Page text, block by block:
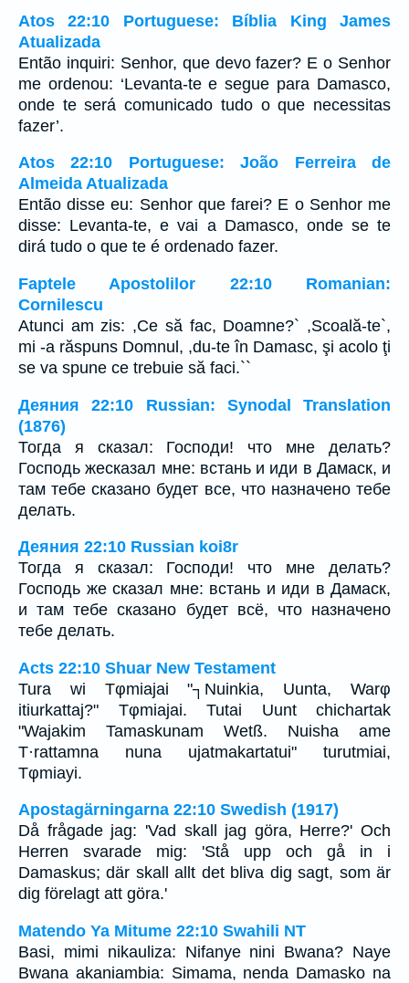
Atos 22:10 Portuguese: Bíblia King James
Atualizada
Então inquiri: Senhor, que devo fazer? E o Senhor
me ordenou: ‘Levanta-te e segue para Damasco,
onde te será comunicado tudo o que necessitas
fazer’.
Atos 22:10 Portuguese: João Ferreira de
Almeida Atualizada
Então disse eu: Senhor que farei? E o Senhor me
disse: Levanta-te, e vai a Damasco, onde se te
dirá tudo o que te é ordenado fazer.
Faptele Apostolilor 22:10 Romanian:
Cornilescu
Atunci am zis: ,Ce să fac, Doamne?` ,Scoală-te`,
mi -a răspuns Domnul, ,du-te în Damasc, şi acolo ţi
se va spune ce trebuie să faci.``
Деяния 22:10 Russian: Synodal Translation
(1876)
Тогда я сказал: Господи! что мне делать?
Господь жесказал мне: встань и иди в Дамаск, и
там тебе сказано будет все, что назначено тебе
делать.
Деяния 22:10 Russian koi8r
Тогда я сказал: Господи! что мне делать?
Господь же сказал мне: встань и иди в Дамаск,
и там тебе сказано будет всё, что назначено
тебе делать.
Acts 22:10 Shuar New Testament
Tura wi Tφmiajai "┐Nuinkia, Uunta, Warφ
itiurkattaj?" Tφmiajai. Tutai Uunt chichartak
"Wajakim Tamaskunam Wetß. Nuisha ame
T·rattamna nuna ujatmakartatui" turutmiai,
Tφmiayi.
Apostagärningarna 22:10 Swedish (1917)
Då frågade jag: 'Vad skall jag göra, Herre?' Och
Herren svarade mig: 'Stå upp och gå in i
Damaskus; där skall allt det bliva dig sagt, som är
dig förelagt att göra.'
Matendo Ya Mitume 22:10 Swahili NT
Basi, mimi nikauliza: Nifanye nini Bwana? Naye
Bwana akaniambia: Simama, nenda Damasko na